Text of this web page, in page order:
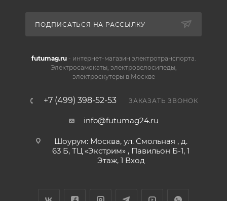
ПОДПИСАТЬСЯ НА РАССЫЛКУ
futumag.ru- интернет-магазин электротранспорта.
Электросамокаты, электровелосипеды,
электроскутеры в Москве
+7 (499) 398-52-53 ЗАКАЗАТЬ ЗВОНОК
info@futumag24.ru
Шоурум: Москва, ул. Смольная , д.
63 Б, ТЦ «Экстрим» , Павильон Б-1, 1
Этаж, 1 Вход